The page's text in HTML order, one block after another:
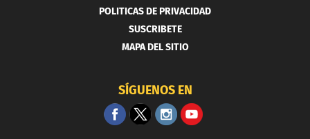
POLITICAS DE PRIVACIDAD
SUSCRIBETE
MAPA DEL SITIO
SÍGUENOS EN